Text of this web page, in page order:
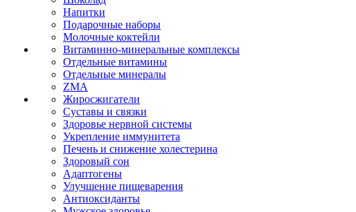
Напитки
Подарочные наборы
Молочные коктейли
Витаминно-минеральные комплексы
Отдельные витамины
Отдельные минералы
ZMA
Жиросжигатели
Суставы и связки
Здоровье нервной системы
Укрепление иммунитета
Печень и снижение холестерина
Здоровый сон
Адаптогены
Улучшение пищеварения
Антиоксиданты